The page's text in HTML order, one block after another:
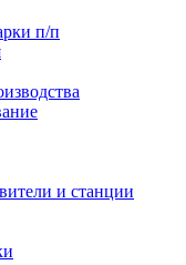
п/п
и станции